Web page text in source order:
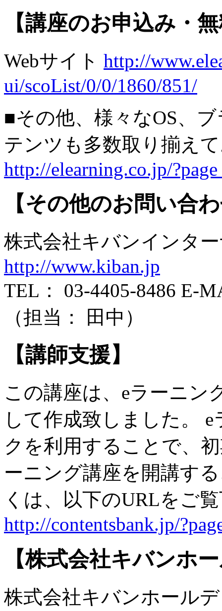
【講座のお申込み・
Webサイト http://
ui/scoList/0/0/1860/851/
■その他、様々なOS、
テンツも多数取り揃え
http://elearning.co.jp/
【その他のお問い合
株式会社キバンインタ
http://www.kiban.jp
TEL： 03-4405-8486 E-
（担当： 田中）
【講師支援】
この講座は、eラーニン
して作成致しました。
クを利用することで、
ーニング講座を開講す
くは、以下のURLをご
http://contentsbank.jp/
【株式会社キバンホ
株式会社キバンホール